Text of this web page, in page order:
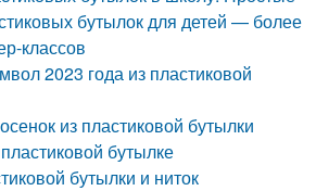
бутылок для детей — более
классов
2023 года из пластиковой
из пластиковой бутылки
бутылке
бутылки и ниток